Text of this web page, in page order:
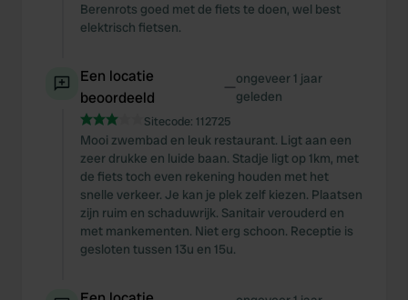
Berenrots goed met de fiets te doen, wel best
elektrisch fietsen.
Een locatie
beoordeeld
—ongeveer 1 jaar
geleden
Sitecode: 112725
Mooi zwembad en leuk restaurant. Ligt aan een
zeer drukke en luide baan. Stadje ligt op 1km, met
de fiets toch even rekening houden met het
snelle verkeer. Je kan je plek zelf kiezen. Plaatsen
zijn ruim en schaduwrijk. Sanitair verouderd en
met mankementen. Niet erg schoon. Receptie is
gesloten tussen 13u en 15u.